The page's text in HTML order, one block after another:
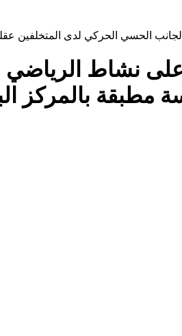
الحسي الحركي لدى المتخلفين
على نشاط
مطبقة بالمركز